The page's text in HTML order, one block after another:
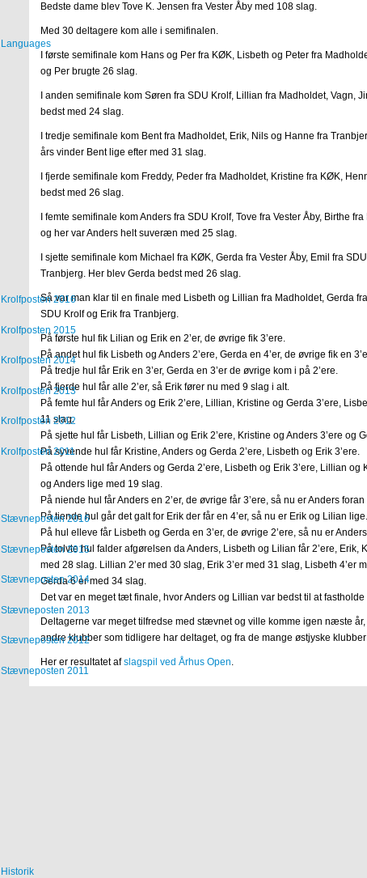
Bedste dame blev Tove K. Jensen fra Vester Åby med 108 slag.
Med 30 deltagere kom alle i semifinalen.
I første semifinale kom Hans og Per fra KØK, Lisbeth og Peter fra
og Per brugte 26 slag.
I anden semifinale kom Søren fra SDU Krolf, Lillian fra Madholdet, Vagn,
bedst med 24 slag.
I tredje semifinale kom Bent fra Madholdet, Erik, Nils og Hanne fra
års vinder Bent lige efter med 31 slag.
I fjerde semifinale kom Freddy, Peder fra Madholdet, Kristine fra KØK,
bedst med 26 slag.
I femte semifinale kom Anders fra SDU Krolf, Tove fra Vester Åby, Birthe
og her var Anders helt suveræn med 25 slag.
I sjette semifinale kom Michael fra KØK, Gerda fra Vester Åby, Emil fra
Tranbjerg. Her blev Gerda bedst med 26 slag.
Så var man klar til en finale med Lisbeth og Lillian fra Madholdet, Gerda
SDU Krolf og Erik fra Tranbjerg.
På første hul fik Lilian og Erik en 2’er, de øvrige fik 3’ere.
På andet hul fik Lisbeth og Anders 2’ere, Gerda en 4’er, de øvrige fik en
På tredje hul får Erik en 3’er, Gerda en 3’er de øvrige kom i på 2’ere.
På fjerde hul får alle 2’er, så Erik fører nu med 9 slag i alt.
På femte hul får Anders og Erik 2’ere, Lillian, Kristine og Gerda 3’ere,
11 slag.
På sjette hul får Lisbeth, Lillian og Erik 2’ere, Kristine og Anders 3’ere og
På syvende hul får Kristine, Anders og Gerda 2’ere, Lisbeth og Erik 3’ere.
På ottende hul får Anders og Gerda 2’ere, Lisbeth og Erik 3’ere, Lillian
og Anders lige med 19 slag.
På niende hul får Anders en 2’er, de øvrige får 3’ere, så nu er Anders
På tiende hul går det galt for Erik der får en 4’er, så nu er Erik og Lilian lige.
På hul elleve får Lisbeth og Gerda en 3’er, de øvrige 2’ere, så nu er
På tolvte hul falder afgørelsen da Anders, Lisbeth og Lilian får 2’ere, Erik,
med 28 slag. Lillian 2’er med 30 slag, Erik 3’er med 31 slag, Lisbeth 4’er
Gerda 6’er med 34 slag.
Det var en meget tæt finale, hvor Anders og Lillian var bedst til at
Deltagerne var meget tilfredse med stævnet og ville komme igen næste
andre klubber som tidligere har deltaget, og fra de mange østjyske
Her er resultatet afslagspil ved Århus Open.
Languages
Krolfposten 2016
Krolfposten 2015
Krolfposten 2014
Krolfposten 2013
Krolfposten 2012
Krolfposten 2011
Stævneposten 2016
Stævneposten 2015
Stævneposten 2014
Stævneposten 2013
Stævneposten 2012
Stævneposten 2011
Historik